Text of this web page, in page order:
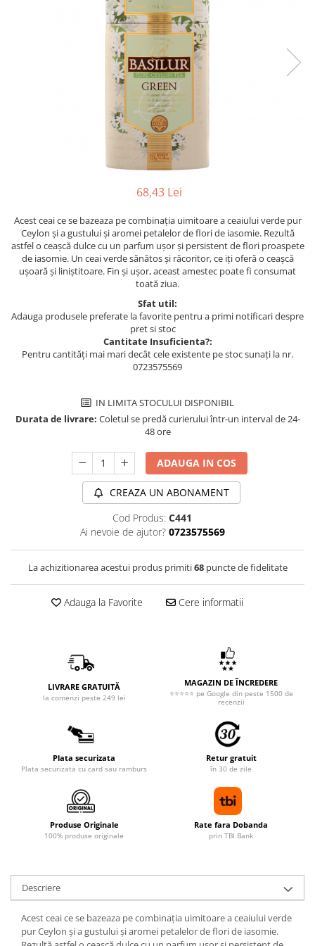
68,43 Lei
Acest ceai ce se bazeaza pe combinația uimitoare a ceaiului verde pur
Ceylon și a gustului și aromei petalelor de flori de iasomie. Rezultă
astfel o ceașcă dulce cu un parfum ușor și persistent de flori proaspete
de iasomie. Un ceai verde sănătos și răcoritor, ce iți oferă o ceașcă
ușoară și liniștitoare. Fin și ușor, aceast amestec poate fi consumat
toată ziua.
Sfat util:
Adauga produsele preferate la favorite pentru a primi notificari despre
pret si stoc
Cantitate Insuficienta?:
Pentru cantități mai mari decât cele existente pe stoc sunați la nr.
0723575569
IN LIMITA STOCULUI DISPONIBIL
Durata de livrare: Coletul se predă curierului într-un interval de 24-
48 ore
ADAUGA IN COS
CREAZA UN ABONAMENT
Cod Produs: C441
Ai nevoie de ajutor? 0723575569
La achizitionarea acestui produs primiti68puncte de fidelitate
Adauga la Favorite Cere informatii
LIVRARE GRATUITĂ
la comenzi peste 249 lei
MAGAZIN DE ÎNCREDERE
⭐⭐⭐⭐⭐ pe Google din peste 1500 de
recenzii
Plata securizata
Plata securizata cu card sau ramburs
Retur gratuit
în 30 de zile
Produse Originale
100% produse originale
Rate fara Dobanda
prin TBI Bank
Descriere
Acest ceai ce se bazeaza pe combinația uimitoare a ceaiului verde
pur Ceylon și a gustului și aromei petalelor de flori de iasomie.